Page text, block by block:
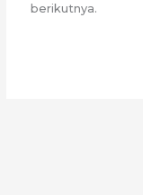
berikutnya.